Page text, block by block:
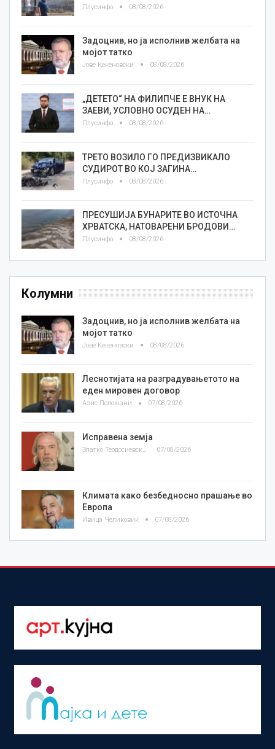
Плусинфо 08/08/2026
Задоцнив, но ја исполнив желбата на
мојот татко
Јове Кекеновски 08/08/2026
„ДЕТЕТО“ НА ФИЛИПЧЕ Е ВНУК НА
ЗАЕВИ, УСЛОВНО ОСУДЕН НА…
Плусинфо 08/08/2026
ТРЕТО ВОЗИЛО ГО ПРЕДИЗВИКАЛО
СУДИРОТ ВО КОЈ ЗАГИНА…
Плусинфо 08/08/2026
ПРЕСУШИЈА БУНАРИТЕ ВО ИСТОЧНА
ХРВАТСКА, НАТОВАРЕНИ БРОДОВИ…
Плусинфо 08/08/2026
Колумни
Задоцнив, но ја исполнив желбата на
мојот татко
Јове Кекеновски 08/08/2026
Леснотијата на разградувањетото на
еден мировен договор
Азис Положани 07/08/2026
Исправена земја
Златко Теодосиевски 07/08/2026
Климата како безбедносно прашање во
Европа
Ивица Челиковиќ 07/08/2026